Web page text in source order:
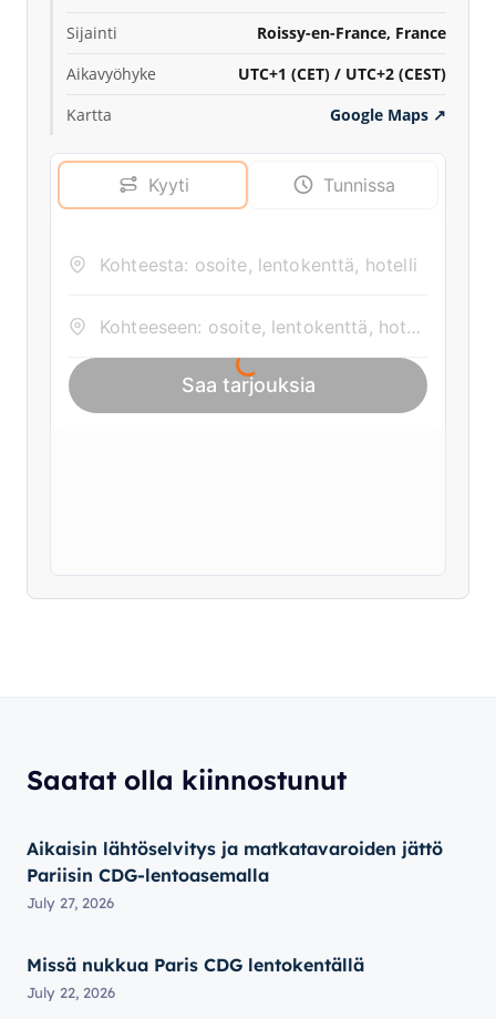
Sijainti
Roissy-en-France, France
Aikavyöhyke
UTC+1 (CET) / UTC+2 (CEST)
Kartta
Google Maps ↗
Saatat olla kiinnostunut
Aikaisin lähtöselvitys ja matkatavaroiden jättö
Pariisin CDG-lentoasemalla
July 27, 2026
Missä nukkua Paris CDG lentokentällä
July 22, 2026